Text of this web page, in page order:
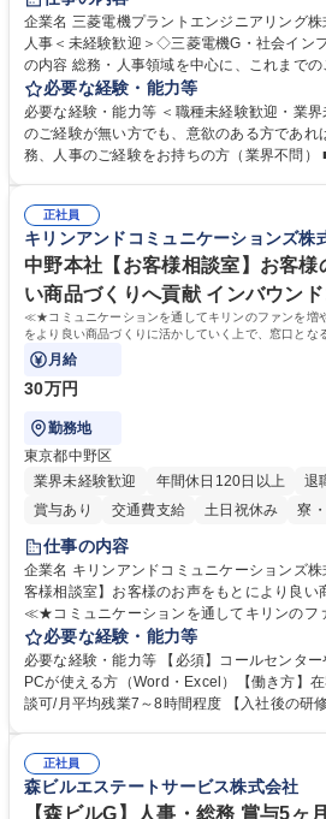
駅近5分以内
土日祝休み 服装自由 寮
企業名 三菱電機プラントエンジニアリング株式会社 求人名 【
人事＜未経験歓迎＞◇三菱電機G・社会インフ
の内容 総務・人事領域を中心に、これまで
します。 ＜具体的には＞ ・総務/人事労務（給与・社保・勤怠管理など）
・採用・教育研修 ・福利厚生運用 など ※基
採用や教育等の業務内容により、関西圏以外
出張もございます。 ※担当業務を持ちつつ、
総務人事＜未経験歓迎＞◇三菱電機G・社会
必要な経験・能力等
必要な経験・能力等 ＜職種未経験歓迎・業
のご経験が無い方でも、意欲のある方であれ
務、人事のご経験をお持ちの方（業界不問） ■求める人物像：・社内外の
ミュニケーション能力を持っている方 ・人
正社員
キリンアンドコミュニケーションズ株
中野本社【お客様相談室】お客様
い商品づくりへ貢献 インバウン
≪★コミュニケーションを通してキリンのファンを
をより良い商品づくりに活かしていく上で、窓口とな
月給
30万円
勤務地
東京都中野区
業界未経験歓迎
年間休日120日以上 退
賞与あり
交通費支給 土日祝休み 寮
仕事の内容
企業名 キリンアンドコミュニケーションズ株式会社 求人名 中
客様相談室】お客様のお声をもとにより良い商品づく
≪★コミュニケーションを通してキリンの
お客様のお声をより良い商品づくりに活かし
様相談室でのお仕事です。 日々お客様からいただくキリングループへのご
意見を、企業活動に活かしています。お客様
って対応、情報提供するとともにグループ内
平均100件前後■メール・手紙：同上40件前後 募集職種 中野本社【お客様
相談室】お客様のお声をもとにより良い商品
必要な経験・能力等
必要な経験・能力等 【必須】コールセンター
PCが使える方（Word・Excel）【働き方】
談可/月平均残業7～8時間程度 【入社後の研修】着任から1か月は電話対応
すのでご安心ください。 【当社について】キ
う会社として、お客様との出会いを大切にし
を込めてコミュニケーションをとりながら
正社員
森ビルエステートサービス株式会社
【森ビルG】人事・総務 賞与5ヶ